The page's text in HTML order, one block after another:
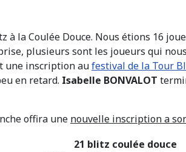
la Coulée Douce. Nous étions 16
plusieurs sont les joueurs qui
une inscription aufestival de la Tour
en retard. Isabelle BONVALOT
offira une nouvelle inscription a
21 blitz coulée douce